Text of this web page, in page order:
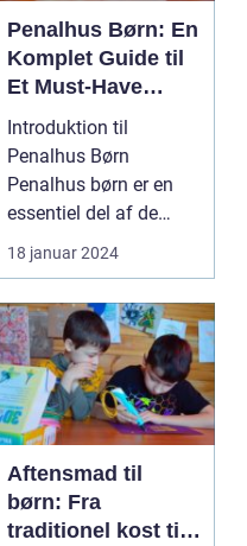
Penalhus Børn: En
Komplet Guide til
Et Must-Have
Tilbehør
Introduktion til
Penalhus Børn
Penalhus børn er en
essentiel del af de
fleste børns udstyr, når
det...
18 januar 2024
Aftensmad til
børn: Fra
traditionel kost til